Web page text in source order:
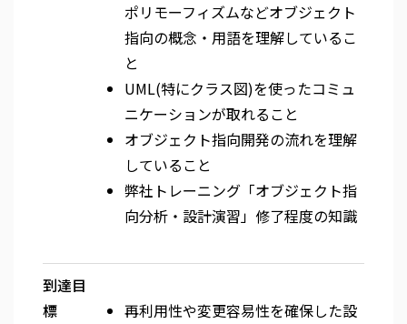
ポリモーフィズムなどオブジェクト
指向の概念・用語を理解しているこ
と
UML(特にクラス図)を使ったコミュ
ニケーションが取れること
オブジェクト指向開発の流れを理解
していること
弊社トレーニング「オブジェクト指
向分析・設計演習」修了程度の知識
到達目
標
再利用性や変更容易性を確保した設